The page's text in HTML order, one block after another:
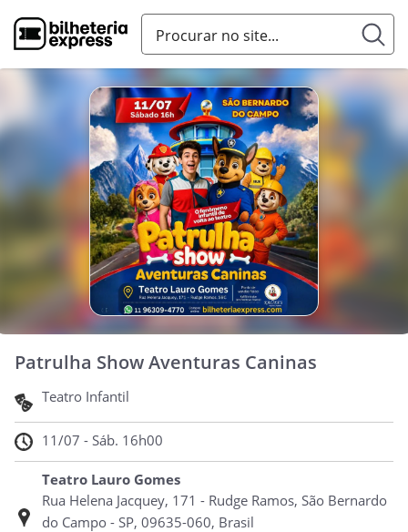
Patrulha Show Aventuras Caninas
Teatro Infantil
11/07 - Sáb. 16h00
Teatro Lauro Gomes
Rua Helena Jacquey, 171 - Rudge Ramos, São Bernardo
do Campo - SP, 09635-060, Brasil